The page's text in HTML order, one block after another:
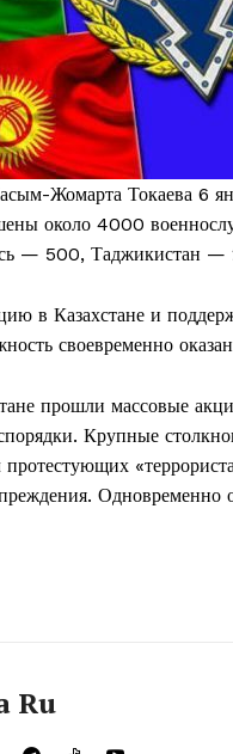
Жомарта Токаева 6
около 4000
— 500,
в Казахстане и
своевременно
прошли массовые
Крупные
протестующих
Ru